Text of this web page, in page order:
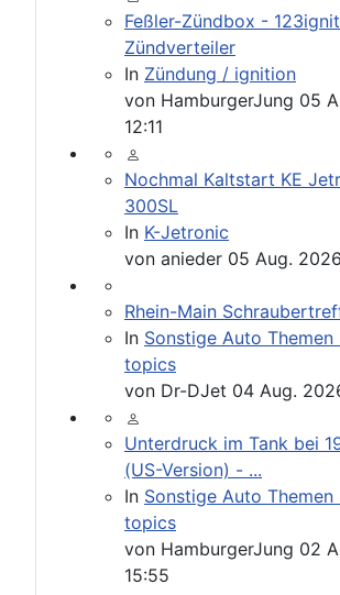
Feßler-Zündbox -
Zündverteiler
In Zündung / ignition
von HamburgerJung 05
12:11
Nochmal Kaltstart KE
300SL
In K-Jetronic
von anieder 05 Aug.
Rhein-Main
In Sonstige Auto
topics
von Dr-DJet 04 Aug.
Unterdruck im Tank bei
(US-Version) - ...
In Sonstige Auto
topics
von HamburgerJung 02
15:55